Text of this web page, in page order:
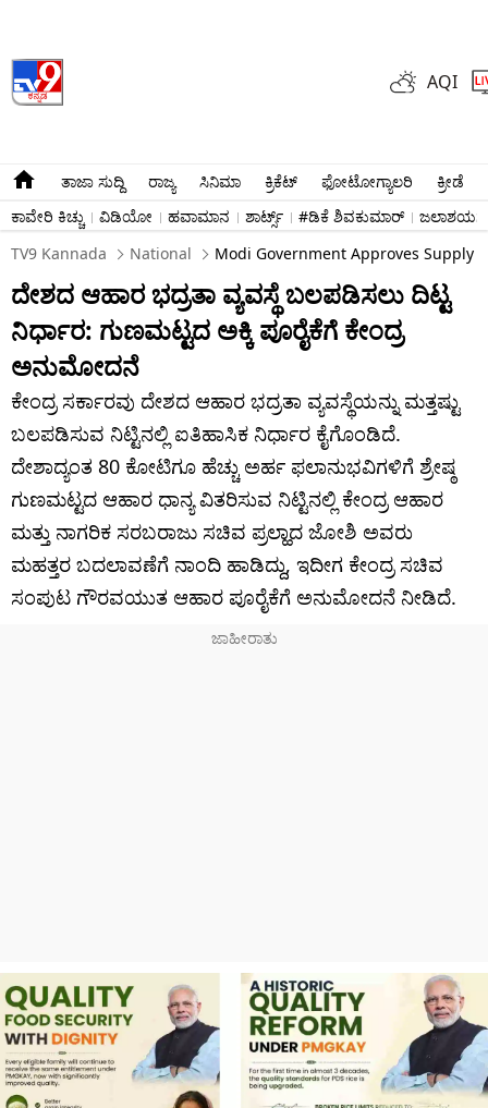
AQI
ತಾಜಾ ಸುದ್ದಿ ರಾಜ್ಯ ಸಿನಿಮಾ ಕ್ರಿಕೆಟ್​ ಫೋಟೋಗ್ಯಾಲರಿ
ಕ್ರೀಡೆ
ಕಾವೇರಿ ಕಿಚ್ಚು
ವಿಡಿಯೋ ಹವಾಮಾನ ಶಾರ್ಟ್ಸ್​ #ಡಿಕೆ ಶಿವಕುಮಾರ್​
TV9 Kannada
National Modi Government Approves Supply
ದೇಶದ ಆಹಾರ ಭದ್ರತಾ ವ್ಯವಸ್ಥೆ ಬಲಪಡಿಸಲು ದಿಟ್ಟ
ನಿರ್ಧಾರ: ಗುಣಮಟ್ಟದ ಅಕ್ಕಿ ಪೂರೈಕೆಗೆ ಕೇಂದ್ರ
ಅನುಮೋದನೆ
ಕೇಂದ್ರ ಸರ್ಕಾರವು ದೇಶದ ಆಹಾರ ಭದ್ರತಾ ವ್ಯವಸ್ಥೆಯನ್ನು ಮತ್ತಷ್ಟು
ಬಲಪಡಿಸುವ ನಿಟ್ಟಿನಲ್ಲಿ ಐತಿಹಾಸಿಕ ನಿರ್ಧಾರ ಕೈಗೊಂಡಿದೆ.
ದೇಶಾದ್ಯಂತ 80 ಕೋಟಿಗೂ ಹೆಚ್ಚು ಅರ್ಹ ಫಲಾನುಭವಿಗಳಿಗೆ ಶ್ರೇಷ್ಠ
ಗುಣಮಟ್ಟದ ಆಹಾರ ಧಾನ್ಯ ವಿತರಿಸುವ ನಿಟ್ಟಿನಲ್ಲಿ ಕೇಂದ್ರ ಆಹಾರ
ಮತ್ತು ನಾಗರಿಕ ಸರಬರಾಜು ಸಚಿವ ಪ್ರಲ್ಹಾದ ಜೋಶಿ ಅವರು
ಮಹತ್ತರ ಬದಲಾವಣೆಗೆ ನಾಂದಿ ಹಾಡಿದ್ದು, ಇದೀಗ ಕೇಂದ್ರ ಸಚಿವ
ಸಂಪುಟ ಗೌರವಯುತ ಆಹಾರ ಪೂರೈಕೆಗೆ ಅನುಮೋದನೆ ನೀಡಿದೆ.